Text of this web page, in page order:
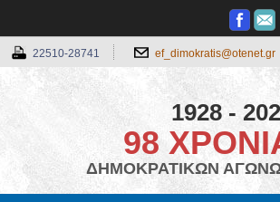
22510-28741 ef_dimokratis@otenet.gr
1928 -
98
ΔΗΜΟΚΡΑΤΙΚΩΝ